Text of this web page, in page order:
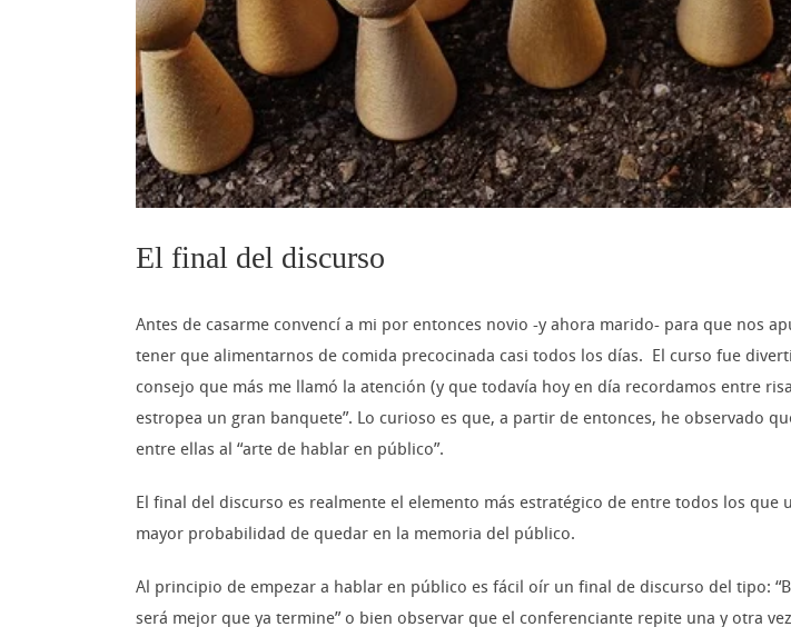
El final del discurso
Antes de casarme convencí a mi por entonces novio -y ahora marido- para que nos
tener que alimentarnos de comida precocinada casi todos los días. El curso fue
consejo que más me llamó la atención (y que todavía hoy en día recordamos entre
estropea un gran banquete”. Lo curioso es que, a partir de entonces, he observado
entre ellas al “arte de hablar en público”.
El final del discurso es realmente el elemento más estratégico de entre todos los
mayor probabilidad de quedar en la memoria del público.
Al principio de empezar a hablar en público es fácil oír un final de discurso del tipo:
será mejor que ya termine” o bien observar que el conferenciante repite una y otra